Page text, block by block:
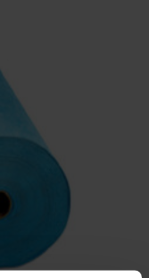
bodem tijdens